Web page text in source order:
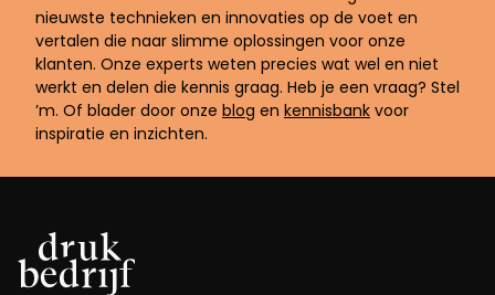
nieuwste technieken en innovaties op de voet en
vertalen die naar slimme oplossingen voor onze
klanten. Onze experts weten precies wat wel en niet
werkt en delen die kennis graag. Heb je een vraag? Stel
’m. Of blader door onze blog en kennisbank voor
inspiratie en inzichten.